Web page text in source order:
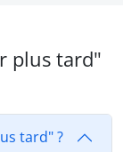
plus tard"
tard" ?